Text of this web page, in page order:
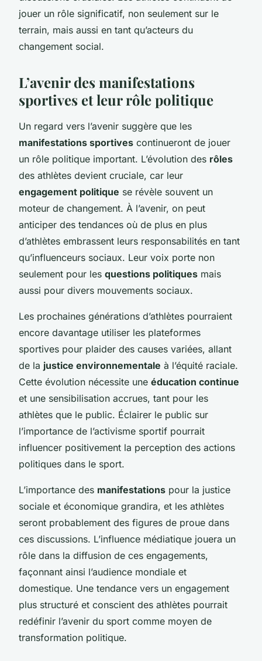
jouer un rôle significatif, non seulement sur le
terrain, mais aussi en tant qu’acteurs du
changement social.
L’avenir des manifestations
sportives et leur rôle politique
Un regard vers l’avenir suggère que les
manifestations sportives continueront de jouer
un rôle politique important. L’évolution des rôles
des athlètes devient cruciale, car leur
engagement politique se révèle souvent un
moteur de changement. À l’avenir, on peut
anticiper des tendances où de plus en plus
d’athlètes embrassent leurs responsabilités en tant
qu’influenceurs sociaux. Leur voix porte non
seulement pour les questions politiques mais
aussi pour divers mouvements sociaux.
Les prochaines générations d’athlètes pourraient
encore davantage utiliser les plateformes
sportives pour plaider des causes variées, allant
de la justice environnementale à l’équité raciale.
Cette évolution nécessite une éducation continue
et une sensibilisation accrues, tant pour les
athlètes que le public. Éclairer le public sur
l’importance de l’activisme sportif pourrait
influencer positivement la perception des actions
politiques dans le sport.
L’importance des manifestations pour la justice
sociale et économique grandira, et les athlètes
seront probablement des figures de proue dans
ces discussions. L’influence médiatique jouera un
rôle dans la diffusion de ces engagements,
façonnant ainsi l’audience mondiale et
domestique. Une tendance vers un engagement
plus structuré et conscient des athlètes pourrait
redéfinir l’avenir du sport comme moyen de
transformation politique.